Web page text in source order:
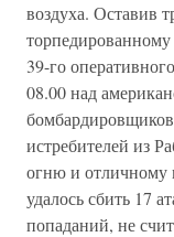
воздуха. Оставив
39-го
08.00 над
истребителей из
огню и отличному
удалось сбить 17
попаданий, не